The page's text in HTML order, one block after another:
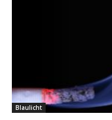
Blaulicht